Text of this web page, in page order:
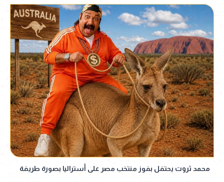
محمد ثروت يحتفل بفوز منتخب مصر على أستراليا بصورة طريفة